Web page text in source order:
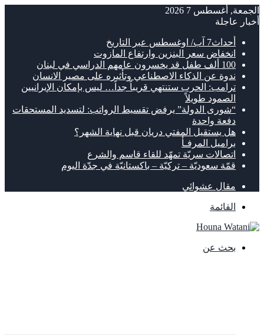
الجمعة, أغسطس 7 2026
أخبار عاجلة
أحداث7 آب/ اوغسطس عبر التاريخ
انخفاض سعر البنزين وارتفاع المازوت
100 ألف طفل قد يخسرون عامهم الدراسي في لبنان
ندوة عن الذكاء الاصطناعي وتأثيره على مصير الانسان
ترامب: الحرب ستنتهي قريباً جداً… ليس بإمكان الإيرانيين
الصمود طويلاً
“شورى الدولة” يرفض تقسيط الرواتب: لتسديد المستحقات
دفعة واحدة
هل يستقيل المفتي دريان قبل نهاية الشهر؟
براميل المرفـأ
اتصالات سريّة تمهّد للقاء قاسم والشرع
قمّة سعوديّة – تركيّة – باكستانيّة في جدّة اليوم
مقال عشوائي
القائمة
بحث عن